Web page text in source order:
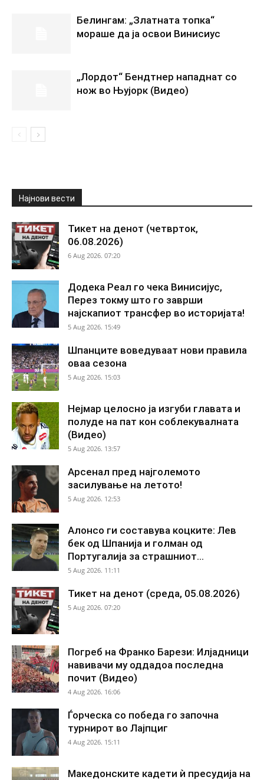
Белингам: „Златната топка“
мораше да ја освои Винисиус
„Лордот“ Бендтнер нападнат со
нож во Њујорк (Видео)
Најнови вести
Тикет на денот (четврток,
06.08.2026)
6 Aug 2026. 07:20
Додека Реал го чека Винисијус,
Перез токму што го заврши
најскапиот трансфер во историјата!
5 Aug 2026. 15:49
Шпанците воведуваат нови правила
оваа сезона
5 Aug 2026. 15:03
Нејмар целосно ја изгуби главата и
полуде на пат кон соблекувалната
(Видео)
5 Aug 2026. 13:57
Арсенал пред најголемото
засилување на летото!
5 Aug 2026. 12:53
Алонсо ги составува коцките: Лев
бек од Шпанија и голман од
Португалија за страшниот...
5 Aug 2026. 11:11
Тикет на денот (среда, 05.08.2026)
5 Aug 2026. 07:20
Погреб на Франко Барези: Илјадници
навивачи му оддадоа последна
почит (Видео)
4 Aug 2026. 16:06
Ѓорческа со победа го започна
турнирот во Лајпциг
4 Aug 2026. 15:11
Македонските кадети ѝ пресудија на